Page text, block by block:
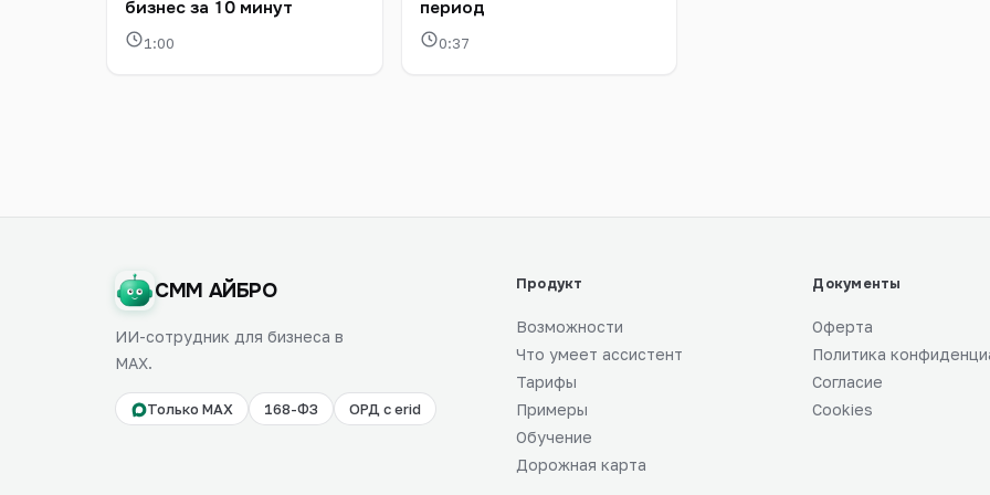
бизнес за 10 минут
1:00
период
0:37
СММ АЙБРО
ИИ-сотрудник для бизнеса в
MAX.
Только MAX 168-ФЗ ОРД с erid
Продукт
Возможности
Что умеет ассистент
Тарифы
Примеры
Обучение
Дорожная карта
Документы
Оферта
Политика
Согласие
Cookies